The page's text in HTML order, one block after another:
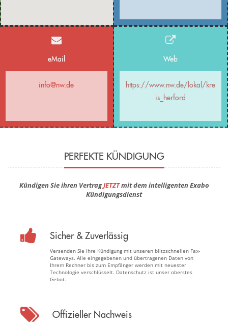
eMail
info@nw.de
Web
https://www.nw.de/lokal/kre
is_herford
PERFEKTE KÜNDIGUNG
Kündigen Sie ihren VertragJETZTmit dem intelligenten Exabo
Kündigungsdienst
Sicher & Zuverlässig
Versenden Sie Ihre Kündigung mit unseren blitzschnellen Fax-
Gateways. Alle eingegebenen und übertragenen Daten von
Ihrem Rechner bis zum Empfänger werden mit neuester
Technologie verschlüsselt. Datenschutz ist unser oberstes
Gebot.
Offizieller Nachweis